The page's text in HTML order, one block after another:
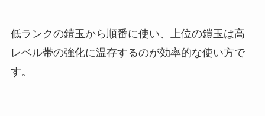
低ランクの鎧玉から順番に使い、上位の鎧玉は高
レベル帯の強化に温存するのが効率的な使い方で
す。